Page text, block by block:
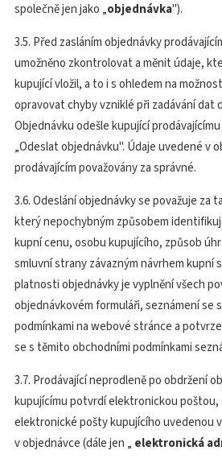
společně jen jako „objednávka").
3.5. Před zasláním objednávky
umožněno zkontrolovat a měnit údaje,
kupující vložil, a to i s ohledem na
opravovat chyby vzniklé při zadávání dat
Objednávku odešle kupující
„Odeslat objednávku". Údaje uvedené v
prodávajícím považovány za správné.
3.6. Odeslání objednávky se považuje za
který nepochybným způsobem
kupní cenu, osobu kupujícího, způsob
smluvní strany závazným návrhem kupní
platnosti objednávky je vyplnění všech
objednávkovém formuláři, seznámení se
podmínkami na webové stránce a
se s těmito obchodními podmínkami
3.7. Prodávající neprodleně po obdržení
kupujícímu potvrdí elektronickou poštou,
elektronické pošty kupujícího uvedenou
v objednávce (dále jen „ elektronická